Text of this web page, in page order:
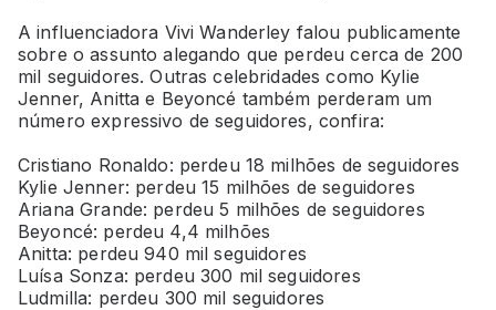
A influenciadora Vivi Wanderley falou publicamente
sobre o assunto alegando que perdeu cerca de 200
mil seguidores. Outras celebridades como Kylie
Jenner, Anitta e Beyoncé também perderam um
número expressivo de seguidores, confira:
Cristiano Ronaldo: perdeu 18 milhões de seguidores
Kylie Jenner: perdeu 15 milhões de seguidores
Ariana Grande: perdeu 5 milhões de seguidores
Beyoncé: perdeu 4,4 milhões
Anitta: perdeu 940 mil seguidores
Luísa Sonza: perdeu 300 mil seguidores
Ludmilla: perdeu 300 mil seguidores